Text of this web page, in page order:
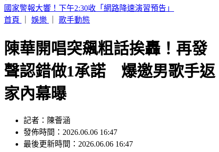
快訊／小刀證實離婚！「台玻駙馬」身分驚早已成過去式
首頁
娛樂 歌手動態
陳華開唱突飆粗話挨轟！再發
聲認錯做1承諾 爆邀男歌手返
家內幕曝
記者：陳薈涵
發佈時間：2026.06.06 16:47
最後更新時間：2026.06.06 16:47